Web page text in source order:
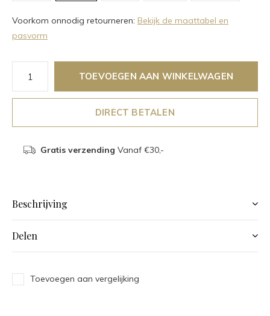
Voorkom onnodig retourneren: Bekijk de maattabel en
pasvorm
TOEVOEGEN AAN WINKELWAGEN
DIRECT BETALEN
Gratis verzending Vanaf €30,-
Beschrijving
Delen
Toevoegen aan vergelijking